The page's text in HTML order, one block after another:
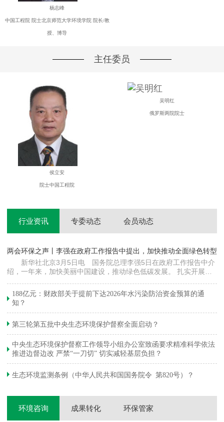
杨志峰
中国工程院 院士北京师范大学环境学院 院长/教
授、博导
主任委员
侯立安
院士中国工程院
吴明红
俄罗斯两院院士
行业资讯 专委动态 会员动态
两会环保之声丨李强在政府工作报告中提出，加快推动全面绿色转型
新华社北京3月5日电 国务院总理李强5日在政府工作报告中介
绍，一年来，加快美丽中国建设，推动绿色低碳发展。 扎实开展大
浓度下降…
188亿元：财政部关于提前下达2026年水污染防治资金预算的通
知？
第三轮第五批中央生态环境保护督察全面启动？
中央生态环境保护督察工作领导小组办公室致函要求精准科学依法
推进边督边改 严禁“一刀切” 切实减轻基层负担？
生态环境监测条例（中华人民共和国国务院令 第820号）？
环境咨询 成果转化 环保管家